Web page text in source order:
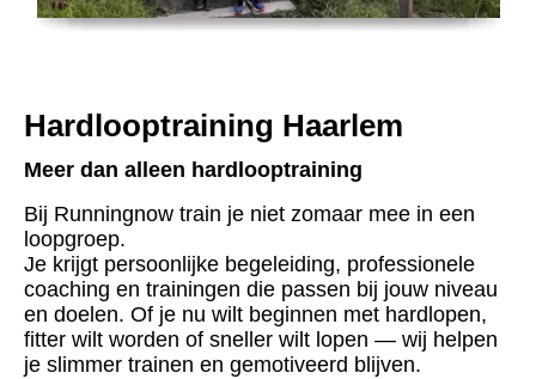
Hardlooptraining Haarlem
Meer dan alleen hardlooptraining
Bij Runningnow train je niet zomaar mee in een
loopgroep.
Je krijgt persoonlijke begeleiding, professionele
coaching en trainingen die passen bij jouw niveau
en doelen. Of je nu wilt beginnen met hardlopen,
fitter wilt worden of sneller wilt lopen — wij helpen
je slimmer trainen en gemotiveerd blijven.